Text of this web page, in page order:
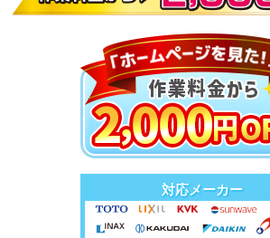
対応メーカー